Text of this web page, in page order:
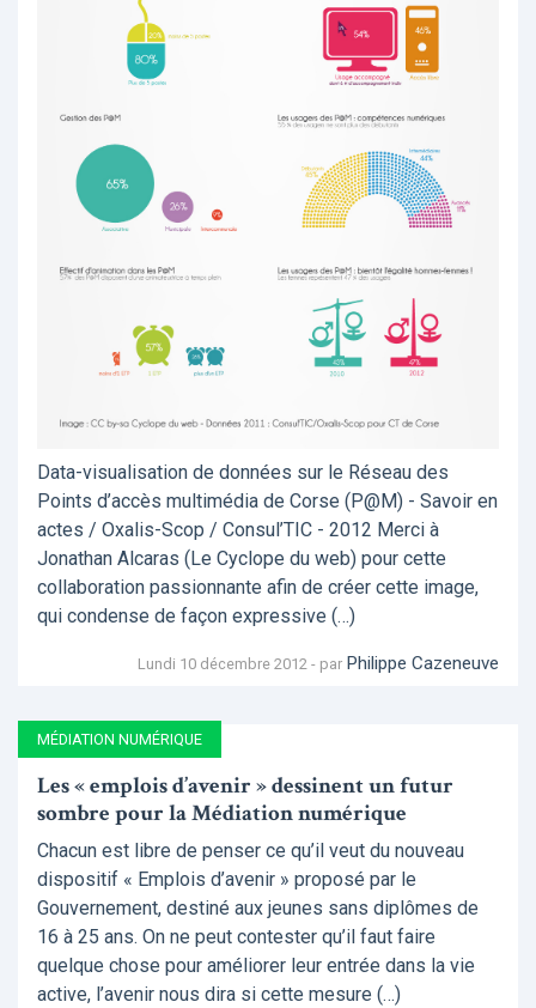
Data-visualisation de données sur le Réseau des
Points d’accès multimédia de Corse (P@M) - Savoir en
actes / Oxalis-Scop / Consul’TIC - 2012 Merci à
Jonathan Alcaras (Le Cyclope du web) pour cette
collaboration passionnante afin de créer cette image,
qui condense de façon expressive (…)
Lundi 10 décembre 2012 - par Philippe Cazeneuve
MÉDIATION NUMÉRIQUE
Les « emplois d’avenir » dessinent un futur
sombre pour la Médiation numérique
Chacun est libre de penser ce qu’il veut du nouveau
dispositif « Emplois d’avenir » proposé par le
Gouvernement, destiné aux jeunes sans diplômes de
16 à 25 ans. On ne peut contester qu’il faut faire
quelque chose pour améliorer leur entrée dans la vie
active, l’avenir nous dira si cette mesure (…)